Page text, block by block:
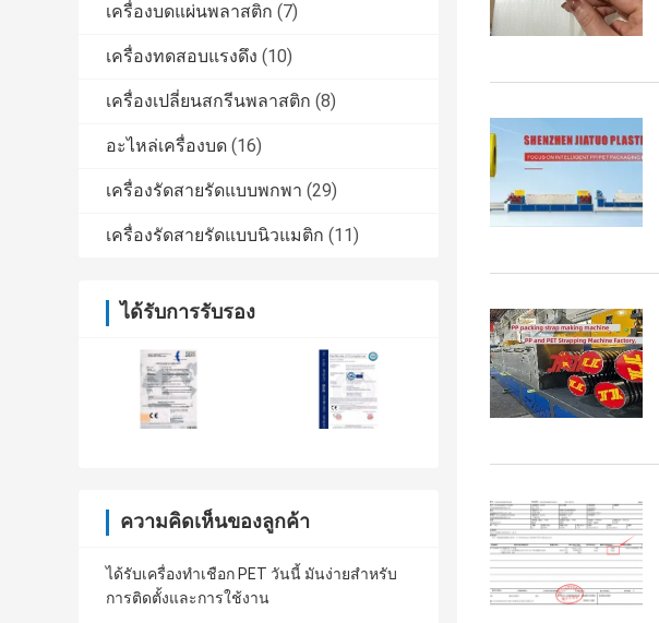
เครื่องบดแผ่นพลาสติก (7)
เครื่องทดสอบแรงดึง (10)
เครื่องเปลี่ยนสกรีนพลาสติก (8)
อะไหล่เครื่องบด (16)
เครื่องรัดสายรัดแบบพกพา (29)
เครื่องรัดสายรัดแบบนิวแมติก (11)
ได้รับการรับรอง
ความคิดเห็นของลูกค้า
ได้รับเครื่องทําเชือก PET วันนี้ มันง่ายสําหรับ
การติดตั้งและการใช้งาน